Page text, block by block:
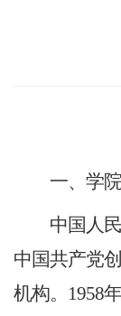
一、学
中国人
中国共产党
机构。1958